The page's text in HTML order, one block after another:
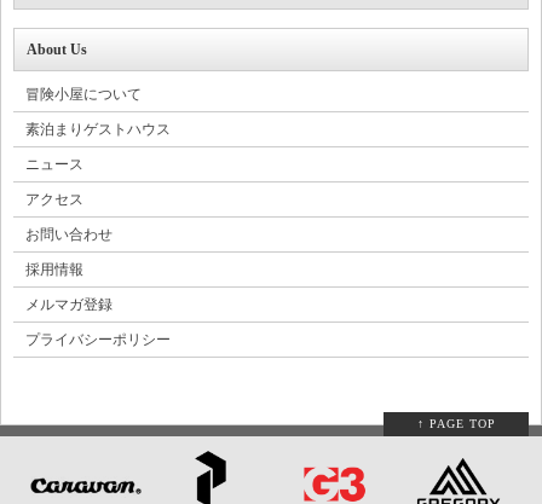
About Us
冒険小屋について
素泊まりゲストハウス
ニュース
アクセス
お問い合わせ
採用情報
メルマガ登録
プライバシーポリシー
↑ PAGE TOP